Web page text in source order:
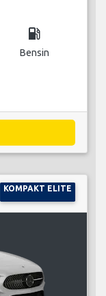
local_gas_station
Bensin
KOMPAKT ELITE